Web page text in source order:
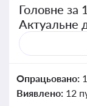
Головне за
Актуальне
Опрацьовано:
Виявлено: 12